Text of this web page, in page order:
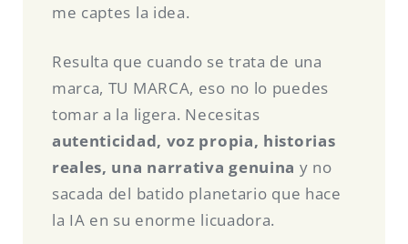
me captes la idea.
Resulta que cuando se trata de una
marca, TU MARCA, eso no lo puedes
tomar a la ligera. Necesitas
autenticidad, voz propia, historias
reales, una narrativa genuina y no
sacada del batido planetario que hace
la IA en su enorme licuadora.